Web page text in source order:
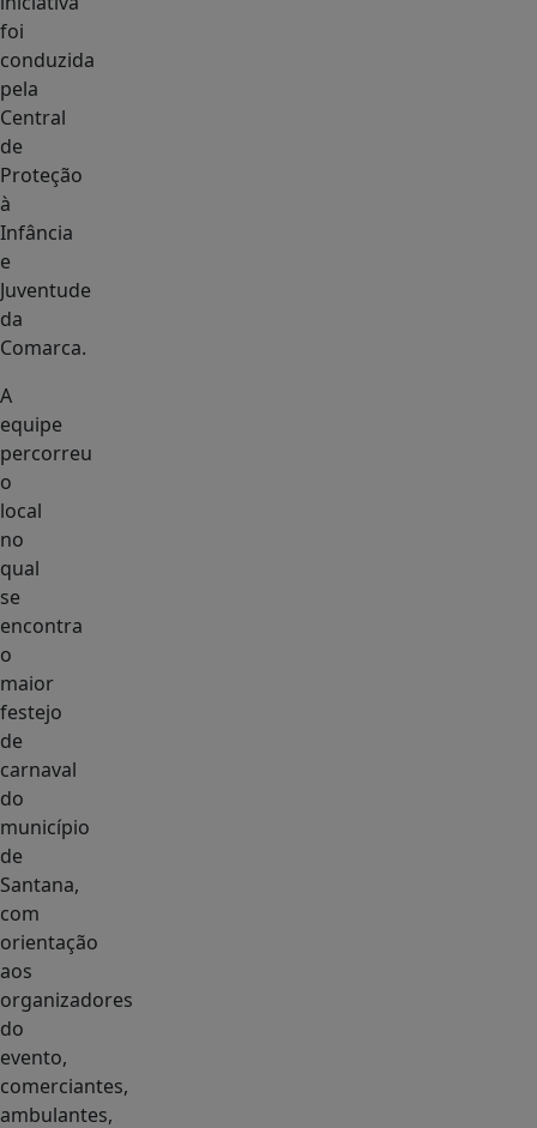
foi
conduzida
pela
Central
de
Proteção
à
Infância
e
Juventude
da
Comarca.
A
equipe
percorreu
o
local
no
qual
se
encontra
o
maior
festejo
de
carnaval
do
município
de
Santana,
com
orientação
aos
organizadores
do
evento,
comerciantes,
ambulantes,